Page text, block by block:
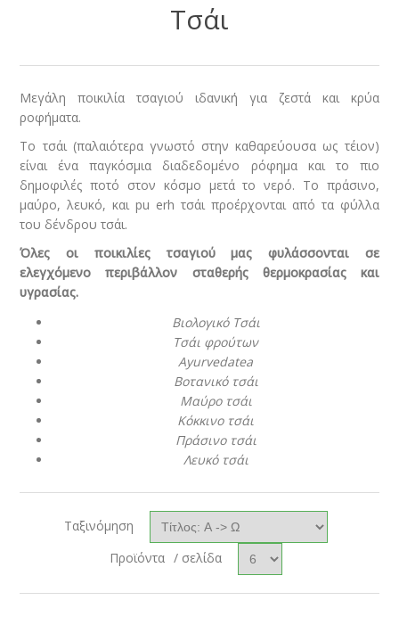
Τσάι
Μεγάλη ποικιλία τσαγιού ιδανική για ζεστά και κρύα
ροφήματα.
Το τσάι (παλαιότερα γνωστό στην καθαρεύουσα ως τέιον)
είναι ένα παγκόσμια διαδεδομένο ρόφημα και το πιο
δημοφιλές ποτό στον κόσμο μετά το νερό. Το πράσινο,
μαύρο, λευκό, και pu erh τσάι προέρχονται από τα φύλλα
του δένδρου τσάι.
Όλες οι ποικιλίες τσαγιού μας φυλάσσονται σε
ελεγχόμενο περιβάλλον σταθερής θερμοκρασίας και
υγρασίας.
Βιολογικό Τσάι
Τσάι φρούτων
Ayurvedatea
Βοτανικό τσάι
Μαύρο τσάι
Κόκκινο τσάι
Πράσινο τσάι
Λευκό τσάι
Ταξινόμηση
Προϊόντα / σελίδα